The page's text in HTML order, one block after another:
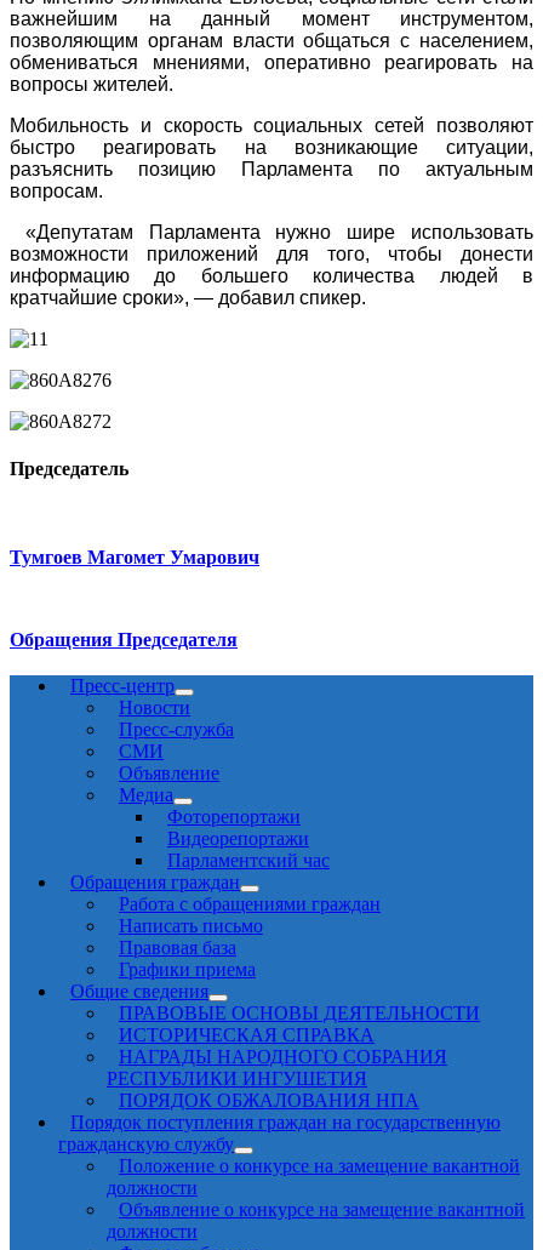
важнейшим на данный момент инструментом,
позволяющим органам власти общаться с населением,
обмениваться мнениями, оперативно реагировать на
вопросы жителей.
Мобильность и скорость социальных сетей позволяют
быстро реагировать на возникающие ситуации,
разъяснить позицию Парламента по актуальным
вопросам.
«Депутатам Парламента нужно шире использовать
возможности приложений для того, чтобы донести
информацию до большего количества людей в
кратчайшие сроки», — добавил спикер.
Председатель
Тумгоев Магомет Умарович
Обращения Председателя
Пресс-центр
Новости
Пресс-служба
СМИ
Объявление
Медиа
Фоторепортажи
Видеорепортажи
Парламентский час
Обращения граждан
Работа с обращениями граждан
Написать письмо
Правовая база
Графики приема
Общие сведения
ПРАВОВЫЕ ОСНОВЫ ДЕЯТЕЛЬНОСТИ
ИСТОРИЧЕСКАЯ СПРАВКА
НАГРАДЫ НАРОДНОГО СОБРАНИЯ
РЕСПУБЛИКИ ИНГУШЕТИЯ
ПОРЯДОК ОБЖАЛОВАНИЯ НПА
Порядок поступления граждан на государственную
гражданскую службу
Положение о конкурсе на замещение вакантной
должности
Объявление о конкурсе на замещение вакантной
должности